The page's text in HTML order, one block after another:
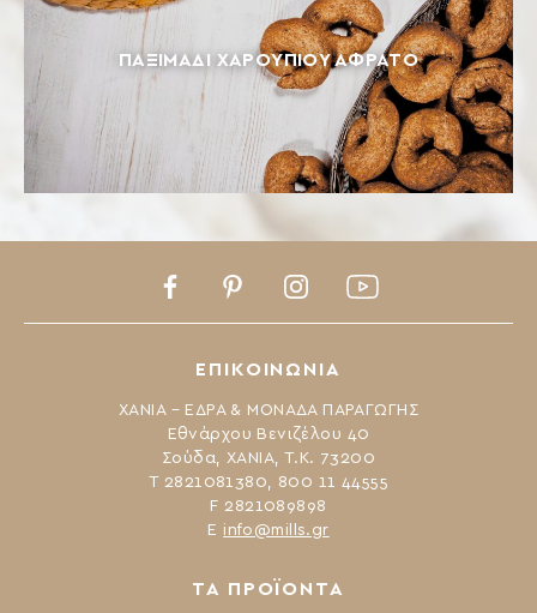
ΠΑΞΙΜΆΔΙ ΧΑΡΟΥΠΙΟΎ ΑΦΡΆΤΟ
ΤΑ ΠΡΟΪΟΝΤΑ
ΕΠΙΚΟΙΝΩΝΙΑ
ΧΑΝΙΑ – ΕΔΡΑ & ΜΟΝΑΔΑ ΠΑΡΑΓΩΓΗΣ
Εθνάρχου Βενιζέλου 40
Σούδα, ΧΑΝΙΑ, Τ.Κ. 73200
Τ 2821081380, 800 11 44555
F 2821089898
Ε info@mills.gr
FacebookPinterestInstagramYoutube